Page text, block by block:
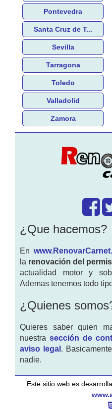
Pontevedra
Santa Cruz de T...
Sevilla
Tarragona
Toledo
Valladolid
Zamora
¿Que hacemos?
En
la renovación del
actualidad motor y
Ademas tenemos todo
¿Quienes
Quieres saber quien
nuestra sección de
aviso legal .
nadie.
Este sitio web es